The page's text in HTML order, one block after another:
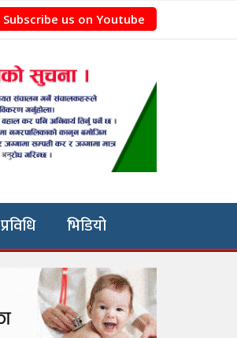
Subscribe us on Youtube
प्रविधि भिडियो